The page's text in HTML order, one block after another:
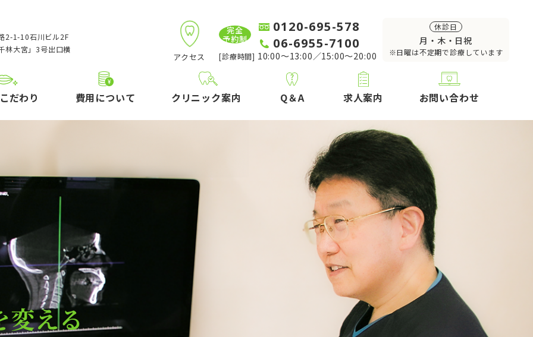
2-1-10石川ビル2F
林大宮」3号出口横
アクセス
完全
予約制
0120-695-578
06-6955-7100
[診療時間] 10:00～13:00／15:00～20:00
休診日
月・木・日祝
※日曜は不定期で診療しています
だわり 費用について クリニック案内 Q＆A 求人案内 お問い合わせ
変える